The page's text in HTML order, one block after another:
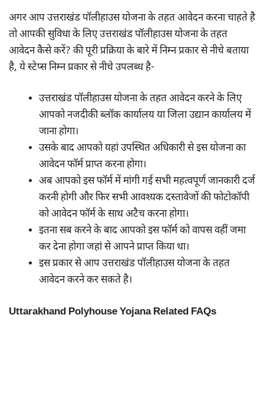
अगर आप उत्तराखंड पॉलीहाउस योजना के तहत आवेदन करना चाहते है
तो आपकी सुविधा के लिए उत्तराखंड पॉलीहाउस योजना के तहत
आवेदन कैसे करें? की पूरी प्रक्रिया के बारे में निम्न प्रकार से नीचे बताया
है, ये स्टेप्स निम्न प्रकार से नीचे उपलब्ध है-
उत्तराखंड पॉलीहाउस योजना के तहत आवेदन करने के लिए
आपको नजदीकी ब्लॉक कार्यालय या जिला उद्यान कार्यालय में
जाना होगा।
उसके बाद आपको यहां उपस्थित अधिकारी से इस योजना का
आवेदन फॉर्म प्राप्त करना होगा।
अब आपको इस फॉर्म में मांगी गई सभी महत्वपूर्ण जानकारी दर्ज
करनी होगी और फिर सभी आवश्यक दस्तावेजों की फोटोकॉपी
को आवेदन फॉर्म के साथ अटैच करना होगा।
इतना सब करने के बाद आपको इस फॉर्म को वापस वहीं जमा
कर देना होगा जहां से आपने प्राप्त किया था।
इस प्रकार से आप उत्तराखंड पॉलीहाउस योजना के तहत
आवेदन करने कर सकते है।
Uttarakhand Polyhouse Yojana Related FAQs